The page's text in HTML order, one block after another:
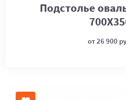
Подстолье
от 26 900